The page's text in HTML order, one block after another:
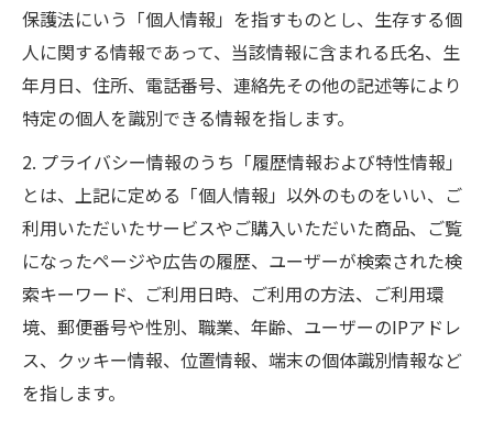
保護法にいう「個人情報」を指すものとし、生存する個
人に関する情報であって、当該情報に含まれる氏名、生
年月日、住所、電話番号、連絡先その他の記述等により
特定の個人を識別できる情報を指します。
2. プライバシー情報のうち「履歴情報および特性情報」
とは、上記に定める「個人情報」以外のものをいい、ご
利用いただいたサービスやご購入いただいた商品、ご覧
になったページや広告の履歴、ユーザーが検索された検
索キーワード、ご利用日時、ご利用の方法、ご利用環
境、郵便番号や性別、職業、年齢、ユーザーのIPアドレ
ス、クッキー情報、位置情報、端末の個体識別情報など
を指します。